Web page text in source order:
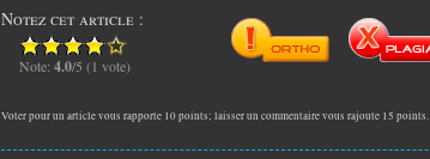
Notez cet article :
Note: 4.0/5 (1 vote)
Voter pour un article vous rapporte 10 points; laisser un commentaire vous rajoute 15 points.